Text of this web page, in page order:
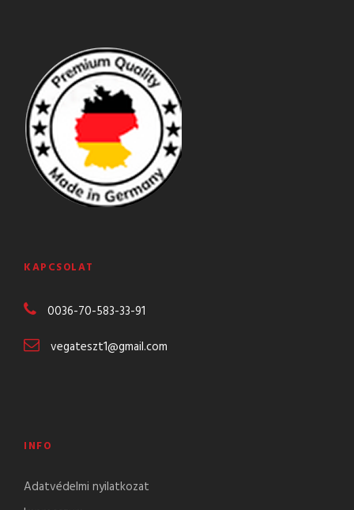
KAPCSOLAT
0036-70-583-33-91
vegateszt1@gmail.com
INFO
Adatvédelmi nyilatkozat